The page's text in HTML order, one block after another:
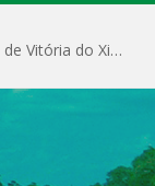
4º Torneio de Pesca Esportiva do Tucunaré de Vitória do Xingu